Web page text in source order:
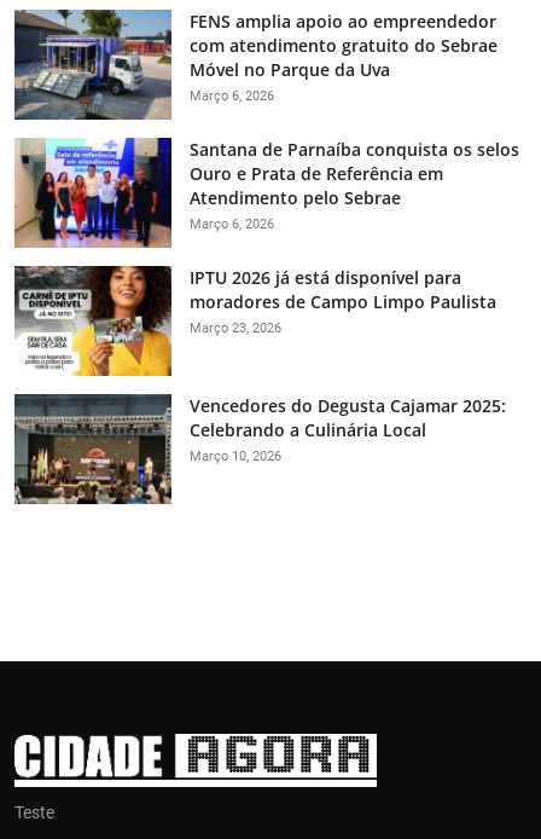
FENS amplia apoio ao empreendedor
com atendimento gratuito do Sebrae
Móvel no Parque da Uva
Março 6, 2026
Santana de Parnaíba conquista os selos
Ouro e Prata de Referência em
Atendimento pelo Sebrae
Março 6, 2026
IPTU 2026 já está disponível para
moradores de Campo Limpo Paulista
Março 23, 2026
Vencedores do Degusta Cajamar 2025:
Celebrando a Culinária Local
Março 10, 2026
Teste